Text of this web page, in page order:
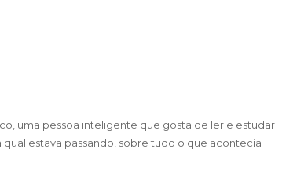
uma pessoa inteligente que gosta de ler e estudar
estava passando, sobre tudo o que acontecia